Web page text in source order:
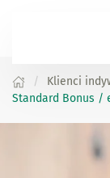
Klienci
Standard Bonus /